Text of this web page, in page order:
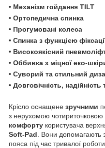
• Механізм гойдання TILT
• Ортопедична спинка
• Прогумовані колеса
• Спинка з функцією
• Високоякісний
• Оббивка з міцної еко-
• Суворий та стильний
• Довговічність, надійність
Крісло оснащене зручними
з нерухомою чотириточковою
комфорту користувача
Soft-Pad . Вони допомагають
пояса під час тривалої